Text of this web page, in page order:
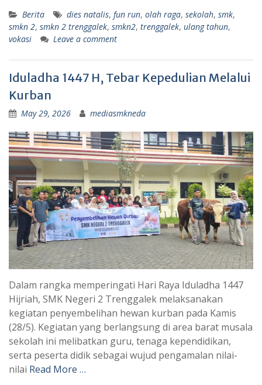
Berita dies natalis, fun run, olah raga, sekolah, smk,
smkn 2, smkn 2 trenggalek, smkn2, trenggalek, ulang tahun,
vokasi
Leave a comment
Iduladha 1447 H, Tebar Kepedulian Melalui
Kurban
May 29, 2026 mediasmkneda
Dalam rangka memperingati Hari Raya Iduladha 1447
Hijriah, SMK Negeri 2 Trenggalek melaksanakan
kegiatan penyembelihan hewan kurban pada Kamis
(28/5). Kegiatan yang berlangsung di area barat musala
sekolah ini melibatkan guru, tenaga kependidikan,
serta peserta didik sebagai wujud pengamalan nilai-
nilai Read More …